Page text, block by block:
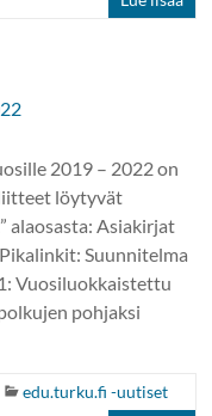
2019 – 2022 on
löytyvät
alaosasta: Asiakirjat
Suunnitelma
Vuosiluokkaistettu
pohjaksi
edu.turku.fi -uutiset